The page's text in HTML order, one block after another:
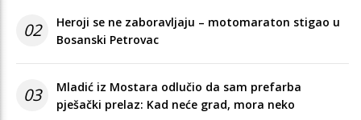
02
Heroji se ne zaboravljaju – motomaraton stigao u
Bosanski Petrovac
03
Mladić iz Mostara odlučio da sam prefarba
pješački prelaz: Kad neće grad, mora neko